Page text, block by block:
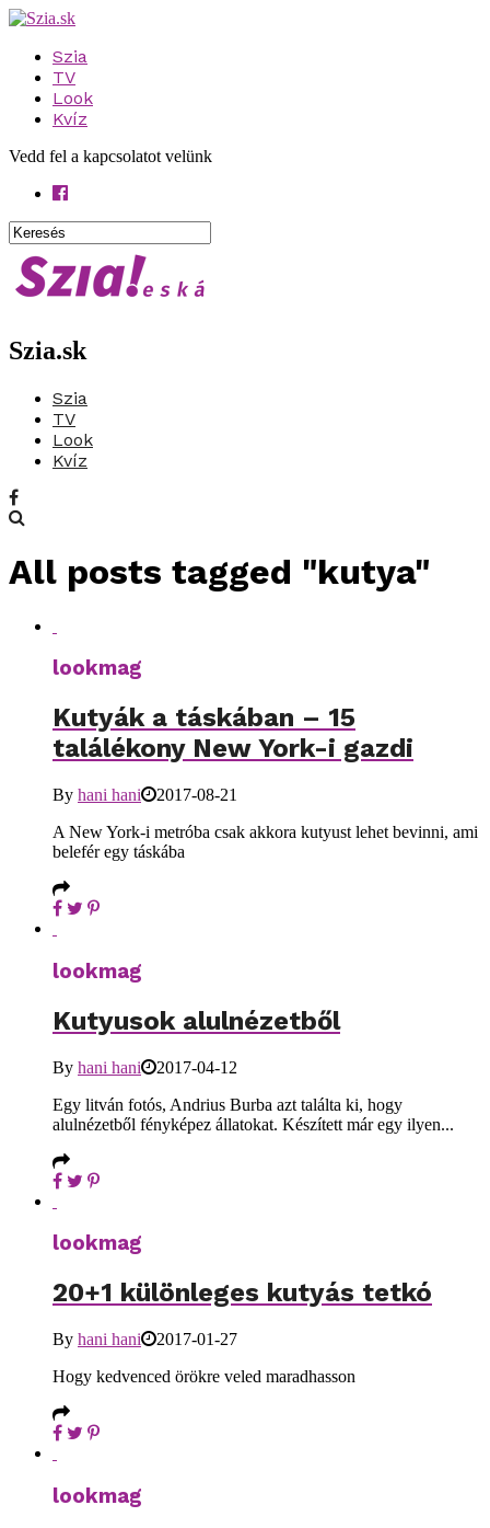
Szia
TV
Look
Kvíz
Vedd fel a kapcsolatot velünk
Szia.sk
Szia
TV
Look
Kvíz
All posts tagged "kutya"
lookmag
Kutyák a táskában – 15
találékony New York-i gazdi
By hani hani
2017-08-21
A New York-i metróba csak akkora kutyust lehet bevinni, ami
belefér egy táskába
lookmag
Kutyusok alulnézetből
By hani hani
2017-04-12
Egy litván fotós, Andrius Burba azt találta ki, hogy
alulnézetből fényképez állatokat. Készített már egy ilyen...
lookmag
20+1 különleges kutyás tetkó
By hani hani
2017-01-27
Hogy kedvenced örökre veled maradhasson
lookmag